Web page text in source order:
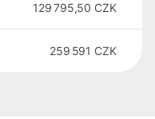
129 795,50 CZK
259 591 CZK